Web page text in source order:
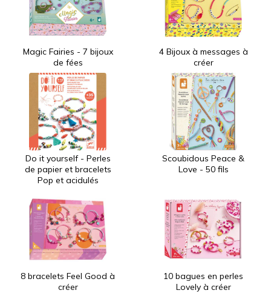
Magic Fairies - 7 bijoux
de fées
4 Bijoux à messages à
créer
Do it yourself - Perles
de papier et bracelets
Pop et acidulés
Scoubidous Peace &
Love - 50 fils
8 bracelets Feel Good à
créer
10 bagues en perles
Lovely à créer